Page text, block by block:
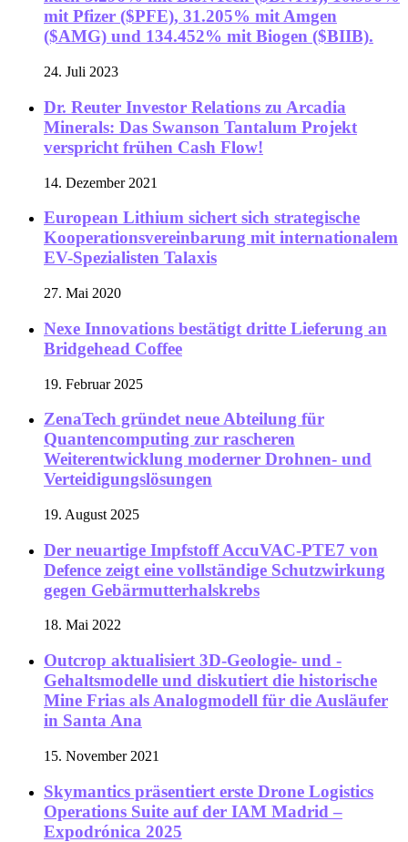
mit Pfizer ($PFE), 31.205% mit Amgen
($AMG) und 134.452% mit Biogen ($BIIB).
24. Juli 2023
Dr. Reuter Investor Relations zu Arcadia
Minerals: Das Swanson Tantalum Projekt
verspricht frühen Cash Flow!
14. Dezember 2021
European Lithium sichert sich strategische
Kooperationsvereinbarung mit internationalem
EV-Spezialisten Talaxis
27. Mai 2020
Nexe Innovations bestätigt dritte Lieferung an
Bridgehead Coffee
19. Februar 2025
ZenaTech gründet neue Abteilung für
Quantencomputing zur rascheren
Weiterentwicklung moderner Drohnen- und
Verteidigungslösungen
19. August 2025
Der neuartige Impfstoff AccuVAC-PTE7 von
Defence zeigt eine vollständige Schutzwirkung
gegen Gebärmutterhalskrebs
18. Mai 2022
Outcrop aktualisiert 3D-Geologie- und -
Gehaltsmodelle und diskutiert die historische
Mine Frias als Analogmodell für die Ausläufer
in Santa Ana
15. November 2021
Skymantics präsentiert erste Drone Logistics
Operations Suite auf der IAM Madrid –
Expodrónica 2025